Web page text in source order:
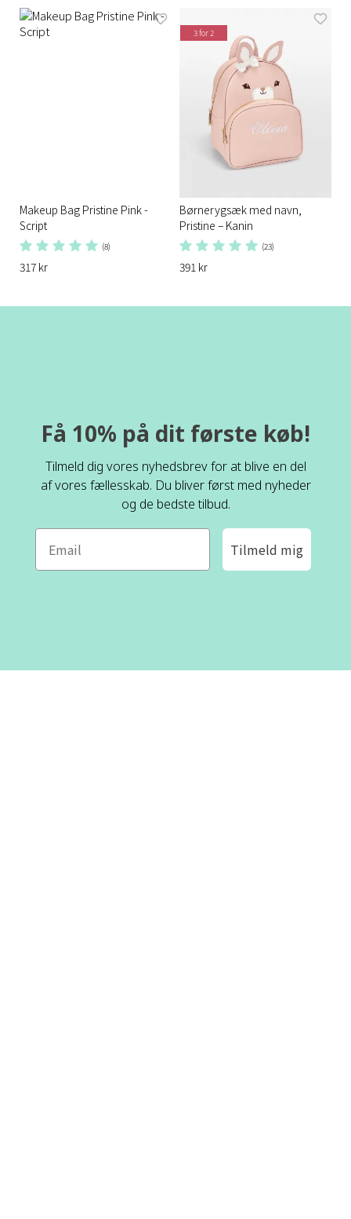
Makeup Bag Pristine Pink -
Script
(8)
317 kr
3 for 2
Børnerygsæk med navn,
Pristine – Kanin
(23)
391 kr
Få 10% på dit første køb!
Tilmeld dig vores nyhedsbrev for at blive en del
af vores fællesskab. Du bliver først med nyheder
og de bedste tilbud.
Tilmeld mig